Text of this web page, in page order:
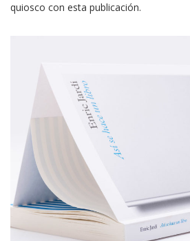
quiosco con esta publicación.